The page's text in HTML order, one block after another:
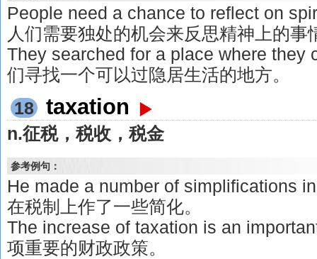
People need a chance to reflect on
人们需要独处的机会来反思精神上的事
They searched for a place where they
们寻找一个可以过隐居生活的地方。
18
taxation
n.征税，税收，税金
参考例句：
He made a number of simplifications
在税制上作了一些简化。
The increase of taxation is an
项重要的财政政策。